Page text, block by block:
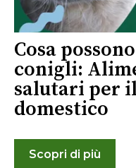
Cosa
conigli:
salutari per
domestico
Scopri di più